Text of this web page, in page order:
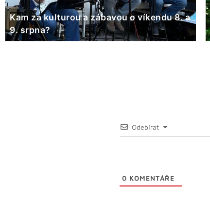
Kam za kulturou a zábavou o víkendu 8. a
9. srpna?
Odebírat
0 KOMENTÁŘE